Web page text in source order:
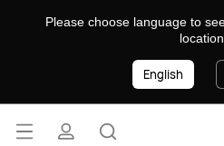
Please choose language to
location.
English